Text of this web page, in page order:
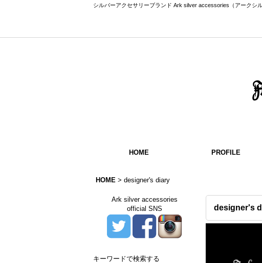
シルバーアクセサリーブランド Ark silver accessories（アークシ
HOME PROFILE
HOME > designer's diary
Ark silver accessories
official SNS
キーワードで検索する
designer's